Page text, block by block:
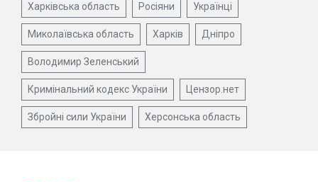
Харківська область Росіяни Українці
Миколаївська область Харків Дніпро
Володимир Зеленський
Кримінальний кодекс України Цензор.нет
Збройні сили України Херсонська область